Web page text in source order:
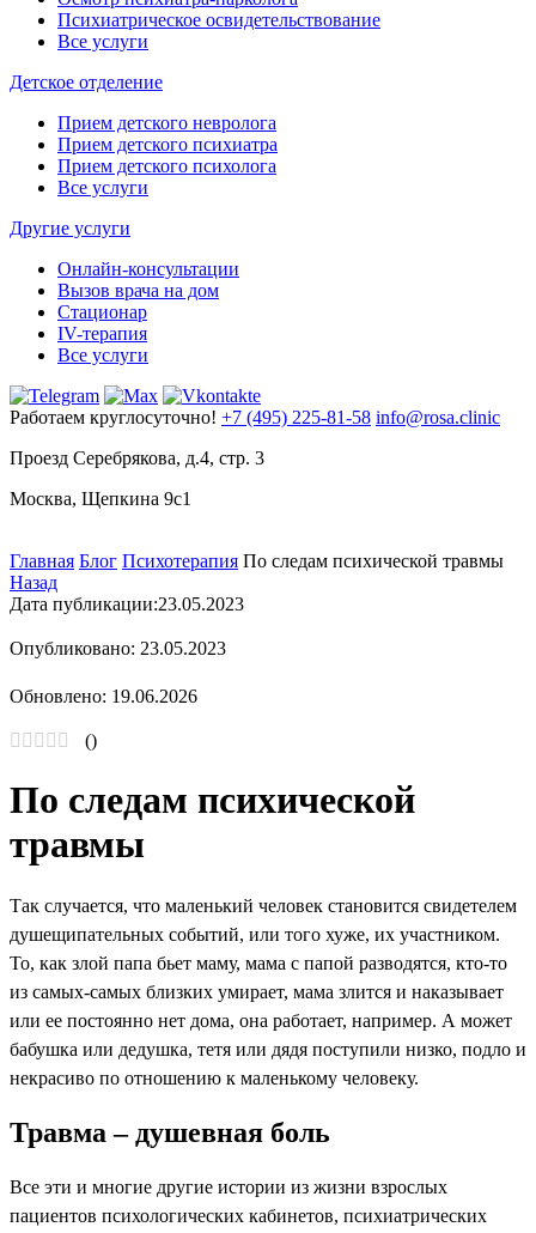
Психиатрическое освидетельствование
Все услуги
Детское отделение
Прием детского невролога
Прием детского психиатра
Прием детского психолога
Все услуги
Другие услуги
Онлайн-консультации
Вызов врача на дом
Стационар
IV-терапия
Все услуги
Работаем круглосуточно! +7 (495) 225-81-58 info@rosa.clinic
Проезд Серебрякова, д.4, стр. 3
Москва, Щепкина 9с1
Главная Блог Психотерапия По следам психической травмы
Назад
Дата публикации:23.05.2023
Опубликовано: 23.05.2023
Обновлено: 19.06.2026
()
По следам психической
травмы
Так случается, что маленький человек становится свидетелем
душещипательных событий, или того хуже, их участником.
То, как злой папа бьет маму, мама с папой разводятся, кто-то
из самых-самых близких умирает, мама злится и наказывает
или ее постоянно нет дома, она работает, например. А может
бабушка или дедушка, тетя или дядя поступили низко, подло и
некрасиво по отношению к маленькому человеку.
Травма – душевная боль
Все эти и многие другие истории из жизни взрослых
пациентов психологических кабинетов, психиатрических